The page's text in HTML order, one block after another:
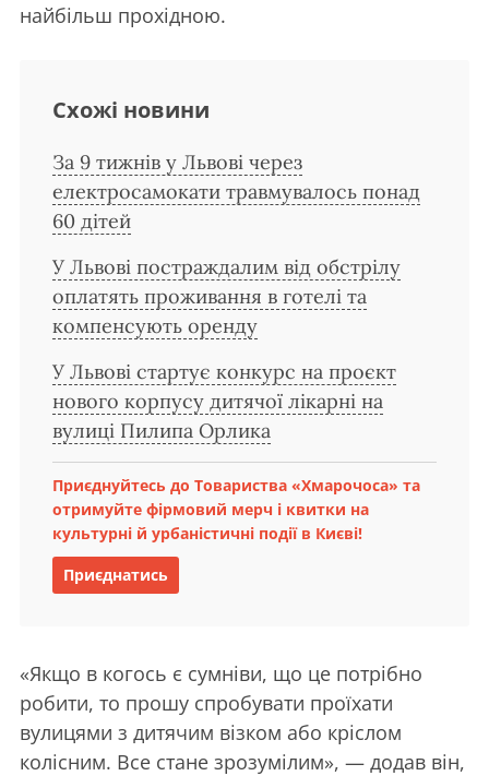
найбільш прохідною.
Схожі новини
За 9 тижнів у Львові через
електросамокати травмувалось понад
60 дітей
У Львові постраждалим від обстрілу
оплатять проживання в готелі та
компенсують оренду
У Львові стартує конкурс на проєкт
нового корпусу дитячої лікарні на
вулиці Пилипа Орлика
Приєднуйтесь до Товариства «Хмарочоса» та
отримуйте фірмовий мерч і квитки на
культурні й урбаністичні події в Києві!
Приєднатись
«Якщо в когось є сумніви, що це потрібно
робити, то прошу спробувати проїхати
вулицями з дитячим візком або кріслом
колісним. Все стане зрозумілим», — додав він,